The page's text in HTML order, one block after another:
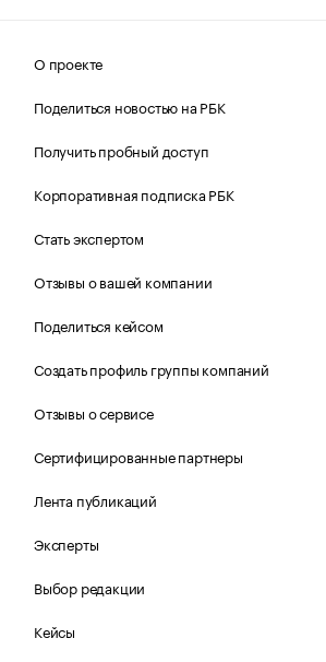
О проекте
Поделиться новостью на РБК
Получить пробный доступ
Корпоративная подписка РБК
Стать экспертом
Отзывы о вашей компании
Поделиться кейсом
Создать профиль группы компаний
Отзывы о сервисе
Сертифицированные партнеры
Лента публикаций
Эксперты
Выбор редакции
Кейсы